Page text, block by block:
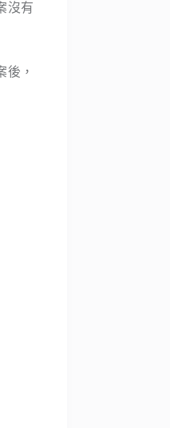
沒有
後，